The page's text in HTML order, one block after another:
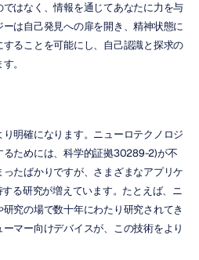
はなく、情報を通じてあなたに力を与
は自己発見への扉を開き、精神状態に
ることを可能にし、自己認識と探求の
。
明確になります。ニューロテクノロジ
るためには、科学的証拠30289-2)が不
たばかりですが、さまざまなアプリケ
る研究が増えています。たとえば、ニ
究の場で数十年にわたり研究されてき
マー向けデバイスが、この技術をより